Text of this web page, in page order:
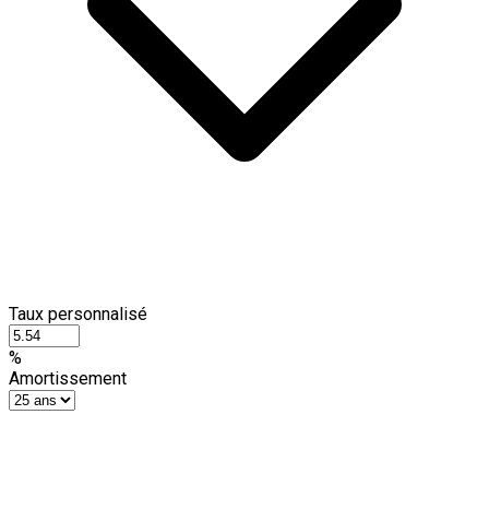
Taux personnalisé
%
Amortissement